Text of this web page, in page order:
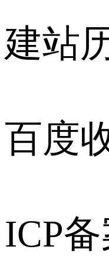
建站
百度
ICP